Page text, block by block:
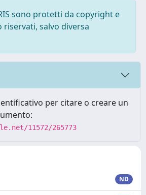
sono protetti da copyright e
salvo diversa
per citare o creare un
11572/265773
ND